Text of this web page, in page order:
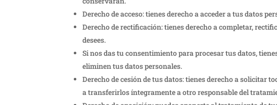
Derecho de acceso: tienes derecho a acceder a tus datos
Derecho de rectificación: tienes derecho a completar,
desees.
Si nos das tu consentimiento para procesar tus datos,
eliminen tus datos personales.
Derecho de cesión de tus datos: tienes derecho a solicitar
a transferirlos íntegramente a otro responsable del